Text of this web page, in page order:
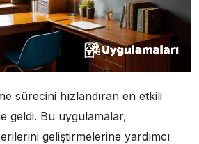
sürecini hızlandıran en etkili
geldi. Bu uygulamalar,
geliştirmelerine yardımcı